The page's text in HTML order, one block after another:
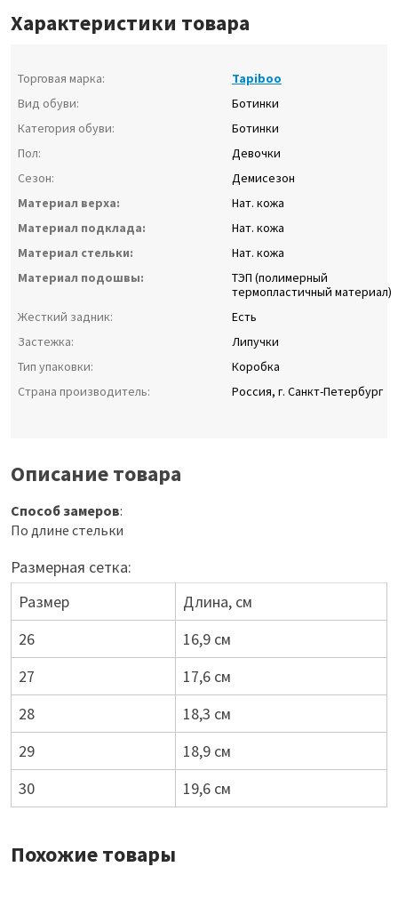
Характеристики товара
Торговая марка:
Tapiboo
Вид обуви:
Ботинки
Категория обуви:
Ботинки
Пол:
Девочки
Сезон:
Демисезон
Материал верха:
Нат. кожа
Материал подклада:
Нат. кожа
Материал стельки:
Нат. кожа
Материал подошвы:
ТЭП (полимерный
термопластичный материал)
Жесткий задник:
Есть
Застежка:
Липучки
Тип упаковки:
Коробка
Страна производитель:
Россия, г. Санкт-Петербург
Описание товара
Способ замеров:
По длине стельки
Размерная сетка:
Размер
Длина, см
26
16,9 см
27
17,6 см
28
18,3 см
29
18,9 см
30
19,6 см
Похожие товары